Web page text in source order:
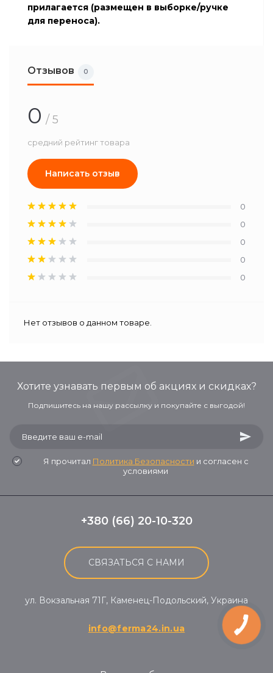
прилагается (размещен в выборке/ручке
для переноса).
Отзывов 0
0 / 5
средний рейтинг товара
Написать отзыв
0
0
0
0
0
Нет отзывов о данном товаре.
Хотите узнавать первым об акциях и скидках?
Подпишитесь на нашу рассылку и покупайте с выгодой!
Я прочитал Политика Безопасности и согласен с
условиями
+380 (66) 20-10-320
СВЯЗАТЬСЯ С НАМИ
ул. Вокзальная 71Г, Каменец-Подольский, Украина
info@ferma24.in.ua